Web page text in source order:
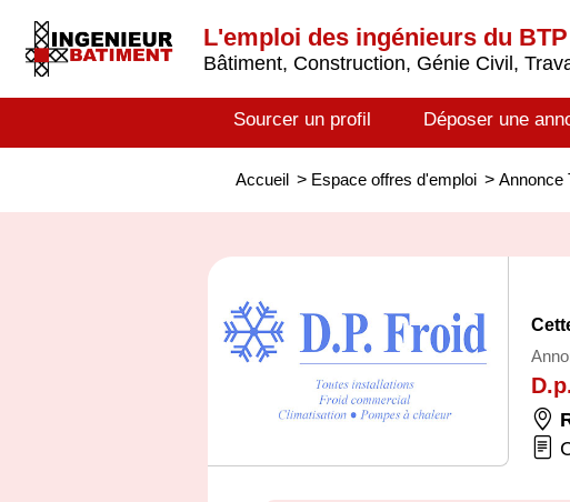
L'emploi des ingénieurs du BTP
Bâtiment, Construction, Génie Civil,
Sourcer un profil Déposer une
Accueil > Espace offres d'emploi > Annonce